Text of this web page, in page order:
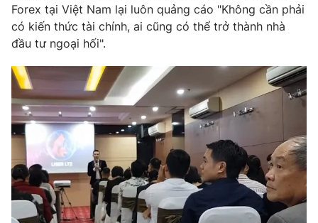
Thị trường
Tư vấn
Lịch phát sóng
Chuyên mục khác
Emagazine Podcast
Photo Infographic
Video Shorts video
VTV Money VTV Thể thao
Forex tại Việt Nam lại luôn quảng cáo "Không cần phải
có kiến thức tài chính, ai cũng có thể trở thành nhà
đầu tư ngoại hối".